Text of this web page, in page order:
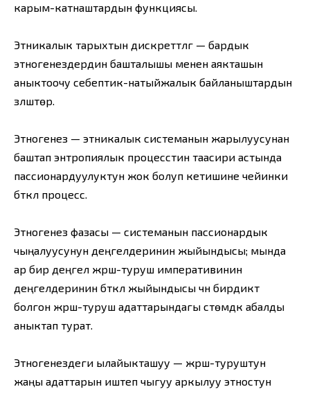
карым-катнаштардын функциясы.
Этникалык тарыхтын дискреттүүлүгү — бардык
этногенездердин башталышы менен аякташын
аныктоочу себептик-натыйжалык байланыштардын
үзүлүштөрү.
Этногенез — этникалык системанын жарылуусунан
баштап энтропиялык процесстин таасири астында
пассионардуулуктун жок болуп кетишине чейинки
бүткүл процесс.
Этногенез фазасы — системанын пассионардык
чыңалуусунун деңгелдеринин жыйындысы; мында
ар бир деңгел жүрүш-туруш императивинин
деңгелдеринин бүткүл жыйындысы үчүн бирдиктүү
болгон жүрүш-туруш адаттарындагы үстөмдүк абалды
аныктап турат.
Этногенездеги ылайыкташуу — жүрүш-туруштун
жаңы адаттарын иштеп чыгуу аркылуу этностун